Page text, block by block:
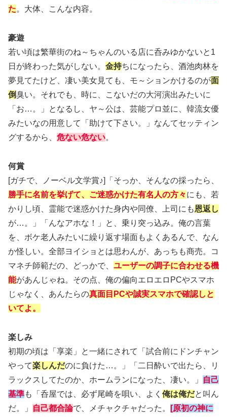
た。大体、こんな内容。
豪遊
若い頃は繁華街のね～ちゃんのいる店に呑みゆかないと1
日が終わった気がしない。 金持ちになったら、酒池肉林を
夢見てたけど、凄い美女見ても、モ～ションかけるのが面
倒臭い。それでも、時に、こないだの大河演出みたいに
「お…。」となるし、ヤ～公は、芸能プロ並に、韓流女優
みたいなの用意して「助けて下さい。」なんてセッティン
グするから、 危ない危ない。
何賞
[ガチで、ノーベル文学賞♪]「そっか、そんなの採ったら、
勝手に名前を挙げて、ご迷惑かけた有名人の方々にも、若
かりし頃、霊能で迷惑かけた身内や同僚、上司にも恩返し
が…。」「んなアホな！」と、乗り突っ込み。俺の言葉
を、ボケ老人みたいに繰り返す場面もよくあるんで、なん
か怪しい。全部ヨイショとは思わんが、あっちも商売。コ
マネチ師範だの、どっかで、 ユーザーの調子に合わせる機
能があんじゃね。その点、俺の偏向エロエロPCやスマホ
じゃなく、あんたらの真面目PCや誠実スマホで確認しと
いてよ。
楽しみ
初期の頃は「享楽」と一緒にされて「試合前にドンチャン
やって楽しんだのに負けた…。」「二日酔いで出たら、リ
ラックスしてたのか、ホームランになった、凄い。」
自己
基準も「呑屋では、必ず尾崎を唄い、よく 俺は俺だと叫ん
だ。」
自己都合論で、メチャクチャだった。
[原初の神に